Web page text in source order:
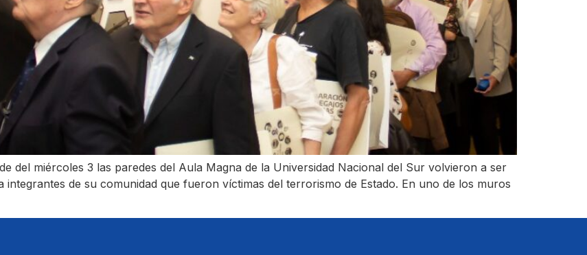
del miércoles 3 las paredes del Aula Magna de la Universidad Nacional del Sur volvieron a ser
de su comunidad que fueron víctimas del terrorismo de Estado. En uno de los muros